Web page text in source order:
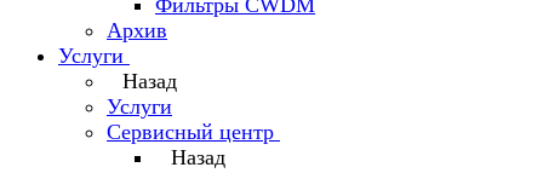
Фильтры CWDM
Архив
Услуги
Назад
Услуги
Сервисный центр
Назад